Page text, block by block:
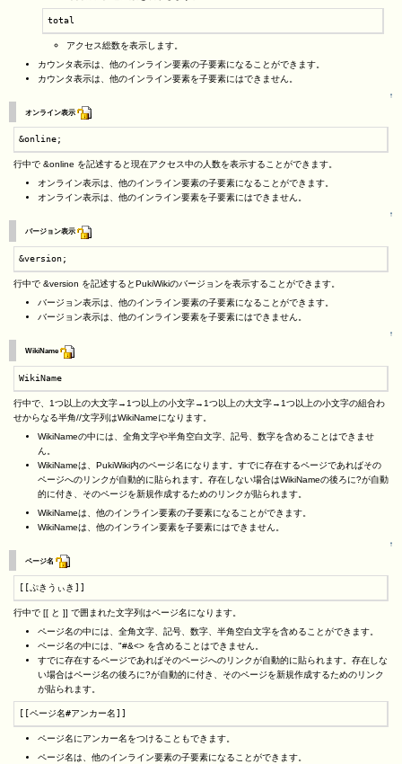
total
アクセス総数を表示します。
カウンタ表示は、他のインライン要素の子要素になることができます。
カウンタ表示は、他のインライン要素を子要素にはできません。
↑
オンライン表示
&online;
行中で &online を記述すると現在アクセス中の人数を表示することができます。
オンライン表示は、他のインライン要素の子要素になることができます。
オンライン表示は、他のインライン要素を子要素にはできません。
↑
バージョン表示
&version;
行中で &version を記述するとPukiWikiのバージョンを表示することができます。
バージョン表示は、他のインライン要素の子要素になることができます。
バージョン表示は、他のインライン要素を子要素にはできません。
↑
WikiName
WikiName
行中で、1つ以上の大文字→1つ以上の小文字→1つ以上の大文字→1つ以上の小文字の組合わ
せからなる半角//文字列はWikiNameになります。
WikiNameの中には、全角文字や半角空白文字、記号、数字を含めることはできませ
ん。
WikiNameは、PukiWiki内のページ名になります。すでに存在するページであればその
ページへのリンクが自動的に貼られます。存在しない場合はWikiNameの後ろに?が自動
的に付き、そのページを新規作成するためのリンクが貼られます。
WikiNameは、他のインライン要素の子要素になることができます。
WikiNameは、他のインライン要素を子要素にはできません。
↑
ページ名
[[ぷきうぃき]]
行中で [[ と ]] で囲まれた文字列はページ名になります。
ページ名の中には、全角文字、記号、数字、半角空白文字を含めることができます。
ページ名の中には、"#&<> を含めることはできません。
すでに存在するページであればそのページへのリンクが自動的に貼られます。存在しな
い場合はページ名の後ろに?が自動的に付き、そのページを新規作成するためのリンク
が貼られます。
[[ページ名#アンカー名]]
ページ名にアンカー名をつけることもできます。
ページ名は、他のインライン要素の子要素になることができます。